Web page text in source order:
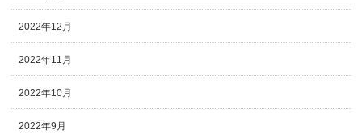
2022年12月
2022年11月
2022年10月
2022年9月